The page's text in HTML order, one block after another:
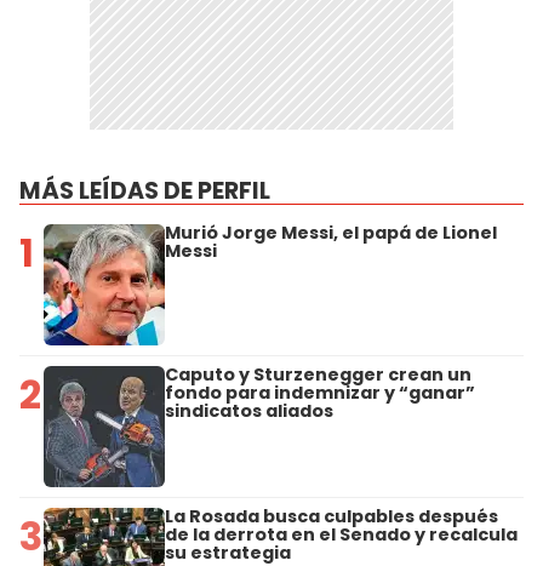
MÁS LEÍDAS DE PERFIL
1 Murió Jorge Messi, el papá de Lionel
Messi
2 Caputo y Sturzenegger crean un
fondo para indemnizar y “ganar”
sindicatos aliados
3 La Rosada busca culpables después
de la derrota en el Senado y recalcula
su estrategia